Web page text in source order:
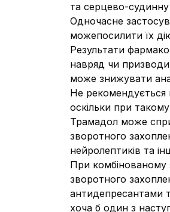
та серцево-
Одночасне
можепосилити їх
Результати
навряд чи
може знижувати
Не рекомендується
оскільки при
Трамадол може
зворотного
нейролептиків та
При комбінованому
зворотного
антидепресантами
хоча б один з